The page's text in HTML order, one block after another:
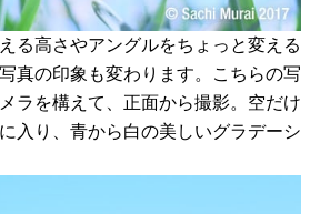
る高さやアングルをちょっと変える
真の印象も変わります。こちらの写
ラを構えて、正面から撮影。空だけ
入り、青から白の美しいグラデーシ